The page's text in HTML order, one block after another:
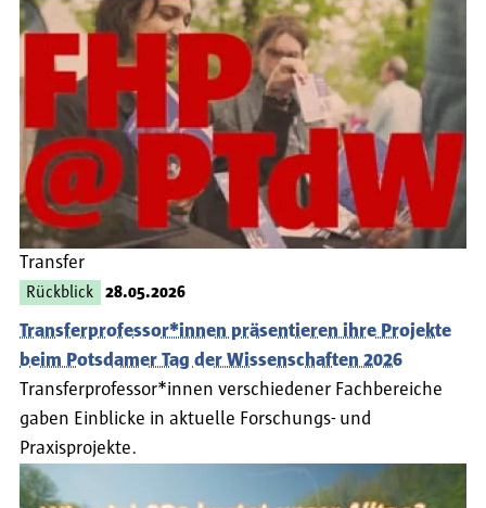
Transfer
Rückblick 28.05.2026
Transferprofessor*innen präsentieren ihre Projekte
beim Potsdamer Tag der Wissenschaften 2026
Transferprofessor*innen verschiedener Fachbereiche
gaben Einblicke in aktuelle Forschungs- und
Praxisprojekte.